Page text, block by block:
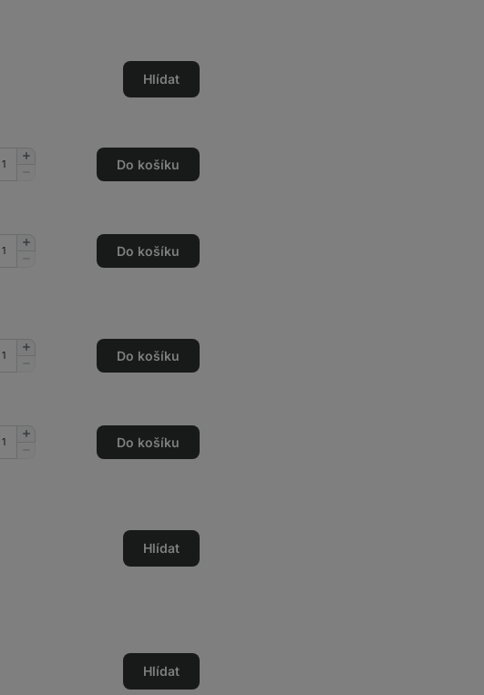
Hlídat
Přidat
Do košíku
Přidat
Do košíku
Přidat
Do košíku
Přidat
Do košíku
Hlídat
Hlídat